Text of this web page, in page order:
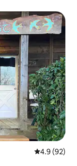
Calificación
4.9 (92)